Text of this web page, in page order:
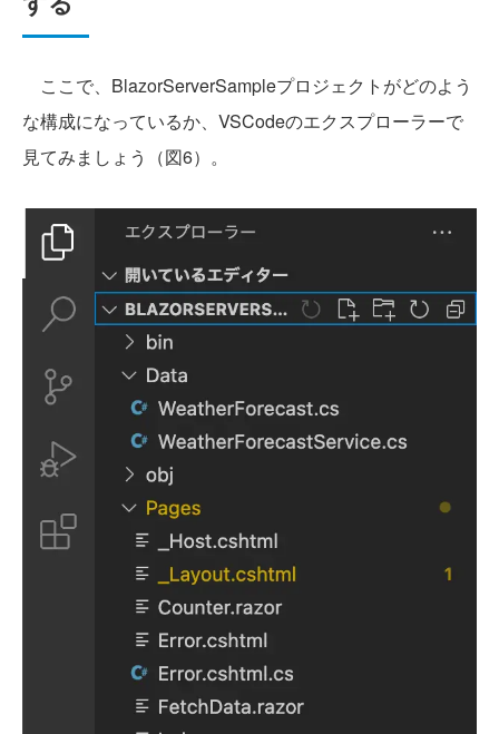
ここで、BlazorServerSampleプロジェクトがどのよう
な構成になっているか、VSCodeのエクスプローラーで
見てみましょう（図6）。